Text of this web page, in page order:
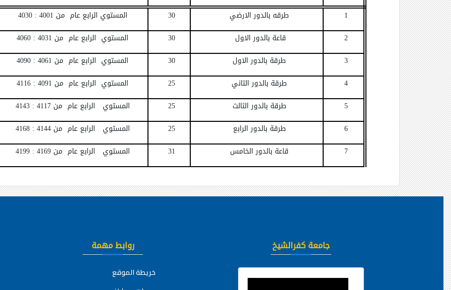
1 طرقه بالدور الارضي 30 المستوي الرابع عام من 4001 :
4030
2
قاعة بالدور الاول 30 المستوي الرابع عام من 4031
:
4060
3
طرقة بالدور الاول 30 المستوي الرابع عام من 4061
:
4090
4
طرقة بالدور الثاني 25 المستوي الرابع عام من 4091
:
4116
5
طرقة بالدور الثالث 25 المستوي الرابع عام من4117
:
4143
6
طرقة بالدور الرابع 25 المستوي الرابع عام من4144
:
4168
7
قاعة بالدور الخامس 31 المستوي الرابع عام من4169
:
4199
جامعة كفرالشيخ روابط مهمة
خريطة الموقع